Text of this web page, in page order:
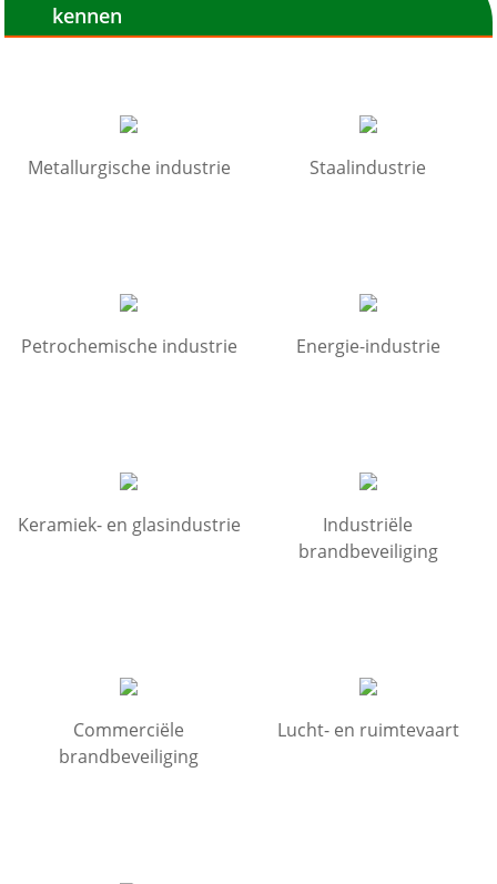
kennen
Metallurgische industrie Staalindustrie
Petrochemische industrie Energie-industrie
Keramiek- en glasindustrie
Industriële
brandbeveiliging
Commerciële
brandbeveiliging
Lucht- en ruimtevaart